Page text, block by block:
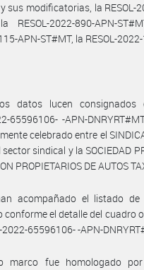
sus modificatorias, la RESOL-
RESOL-2022-890-APN-
APN-ST#MT, la RESOL-
datos lucen consignados
65596106- -APN-
celebrado entre el
sindical y la SOCIEDAD
PROPIETARIOS DE AUTOS
acompañado el listado
el detalle del cuadro
65596106- -APN-
fue homologado por